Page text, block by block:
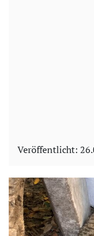
Veröffentlicht: